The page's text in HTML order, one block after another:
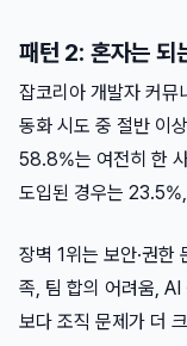
패턴 2: 혼자는 되
잡코리아 개발자 커뮤
동화 시도 중 절반 이
58.8%는 여전히 한
도입된 경우는
장벽 1위는 보안·권한
족, 팀 합의 어려움,
보다 조직 문제가 더